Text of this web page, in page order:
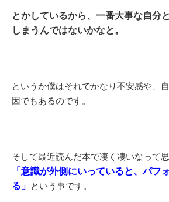
とかしているから、一番大事な自分
しまうんではないかなと。
というか僕はそれでかなり不安感や、
因でもあるのです。
そして最近読んだ本で凄く凄いなって思
「意識が外側にいっていると、パフ
る」 という事です。